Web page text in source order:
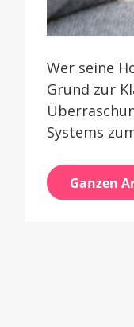
Wer seine
Grund zur
Systems
Ganzen